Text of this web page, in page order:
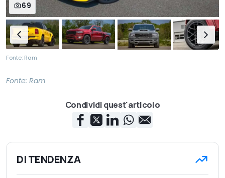
69
Fonte: Ram
Fonte: Ram
Condividi quest'articolo
DI TENDENZA